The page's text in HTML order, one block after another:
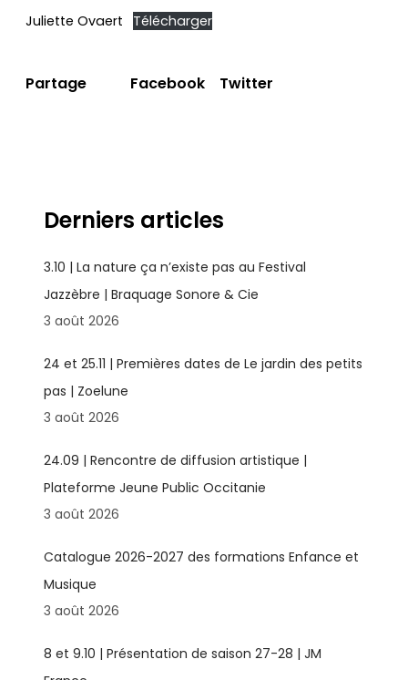
Juliette Ovaert Télécharger
Partage Facebook Twitter
Derniers articles
3.10 | La nature ça n’existe pas au Festival
Jazzèbre | Braquage Sonore & Cie
3 août 2026
24 et 25.11 | Premières dates de Le jardin des petits
pas | Zoelune
3 août 2026
24.09 | Rencontre de diffusion artistique |
Plateforme Jeune Public Occitanie
3 août 2026
Catalogue 2026-2027 des formations Enfance et
Musique
3 août 2026
8 et 9.10 | Présentation de saison 27-28 | JM